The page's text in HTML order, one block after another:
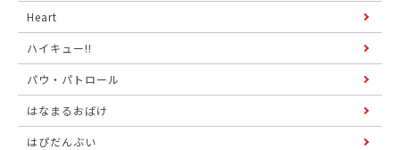
Heart
ハイキュー!!
パウ・パトロール
はなまるおばけ
はぴだんぶい